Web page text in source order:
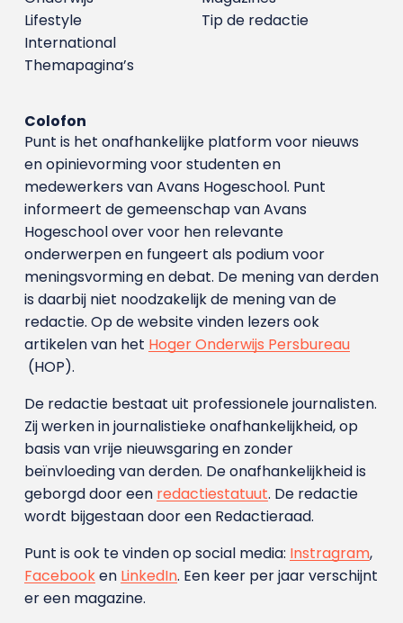
Tip de redactie
Lifestyle
International
Themapagina’s
Colofon
Punt is het onafhankelijke platform voor nieuws
en opinievorming voor studenten en
medewerkers van Avans Hoge­school. Punt
informeert de gemeenschap van Avans
Hogeschool over voor hen relevante
onderwerpen en fungeert als podium voor
meningsvorming en debat. De mening van derden
is daarbij niet noodzakelijk de mening van de
redactie. Op de website vinden lezers ook
artikelen van het Hoger Onderwijs Persbureau
(HOP).
De redactie bestaat uit professionele journalisten.
Zij werken in journalistieke onafhankelijkheid, op
basis van vrije nieuwsgaring en zonder
beïnvloeding van derden. De onafhankelijkheid is
geborgd door een redactiestatuut. De redactie
wordt bijgestaan door een Redactieraad.
Punt is ook te vinden op social media: Instragram,
Facebooken LinkedIn. Een keer per jaar verschijnt
er een magazine.